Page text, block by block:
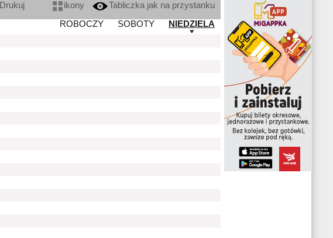
Drukuj ikony
Tabliczka jak na przystanku
ROBOCZY
SOBOTY
NIEDZIELA